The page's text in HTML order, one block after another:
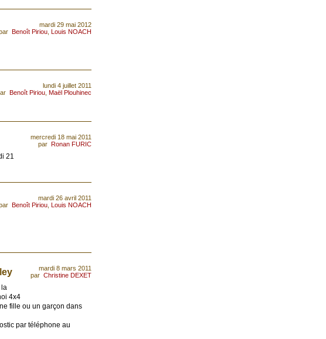
mardi 29 mai 2012
Benoît Piriou Louis NOACH
lundi 4 juillet 2011
Benoît Piriou Maël Plouhinec
mercredi 18 mai 2011
par Ronan FURIC
21
mardi 26 avril 2011
Benoît Piriou Louis NOACH
mardi 8 mars 2011
par Christine DEXET
la
4x4
fille ou un garçon dans
par téléphone au